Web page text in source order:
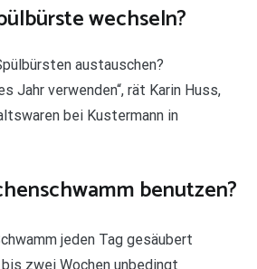
wechseln?
austauschen?
Jahr verwenden“, rät Karin Huss,
bei Kustermann in
benutzen?
jeden Tag gesäubert
zwei Wochen unbedingt